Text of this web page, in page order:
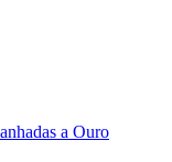
a Ouro